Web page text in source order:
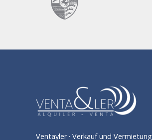
Ventayler · Verkauf und Vermietung